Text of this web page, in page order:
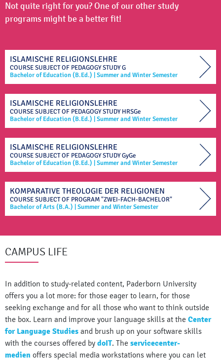
Not quite right for you? One of our other study
programs might be a better fit!
ISLAMISCHE RELIGIONSLEHRE
COURSE SUBJECT OF PEDAGOGY STUDYG
Bachelor of Education (B.Ed.)
Summer and Winter Semester
ISLAMISCHE RELIGIONSLEHRE
COURSE SUBJECT OF PEDAGOGY STUDYHRSGe
Bachelor of Education (B.Ed.)
Summer and Winter Semester
ISLAMISCHE RELIGIONSLEHRE
COURSE SUBJECT OF PEDAGOGY STUDYGyGe
Bachelor of Education (B.Ed.)
Summer and Winter Semester
KOMPARATIVE THEOLOGIE DER RELIGIONEN
COURSE SUBJECT OF PROGRAM "ZWEI-FACH-BACHELOR"
Bachelor of Arts (B.A.)
Summer and Winter Semester
CAMPUS LIFE
In addition to study-related content, Paderborn University
offers you a lot more: for those eager to learn, for those
seeking exchange and for all those who want to think outside
the box. Learn and improve your language skills at the Center
for Language Studies and brush up on your software skills
with the courses offered by doIT. The servicecenter-
medien offers special media workstations where you can let